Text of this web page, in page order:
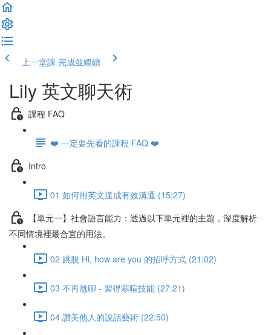
上一堂課 完成並繼續
Lily 英文聊天術
課程 FAQ
❤️ 一定要先看的課程 FAQ ❤️
Intro
01 如何用英文達成有效溝通 (15:27)
【單元一】社會語言能力：透過以下單元裡的主題，深度解析
不同情境裡最合宜的用法。
02 跳脫 Hi, how are you 的招呼方式 (21:02)
03 不再尬聊 - 習得寒暄技能 (27:21)
04 讚美他人的說話藝術 (22:50)